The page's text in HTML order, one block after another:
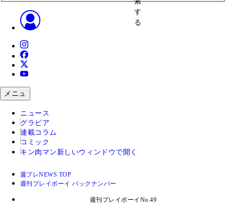
す
る
メニュ
ニュース
グラビア
連載コラム
コミック
キン肉マン 新しいウィンドウで開く
週プレNEWS TOP
週刊プレイボーイ バックナンバー
週刊プレイボーイNo.49